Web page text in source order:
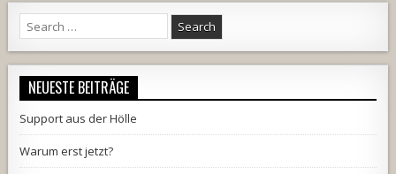
Search
for:
NEUESTE BEITRÄGE
Support aus der Hölle
Warum erst jetzt?